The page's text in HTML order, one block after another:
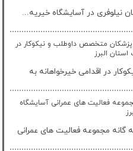
نیلوفری در آسایشگاه خیریه...
متخصص داوطلب و نیکوکار در
البرز
در اقدامی خیرخواهانه به
فعالیت های عمرانی آسایشگاه
گانه مجموعه فعالیت های عمرانی